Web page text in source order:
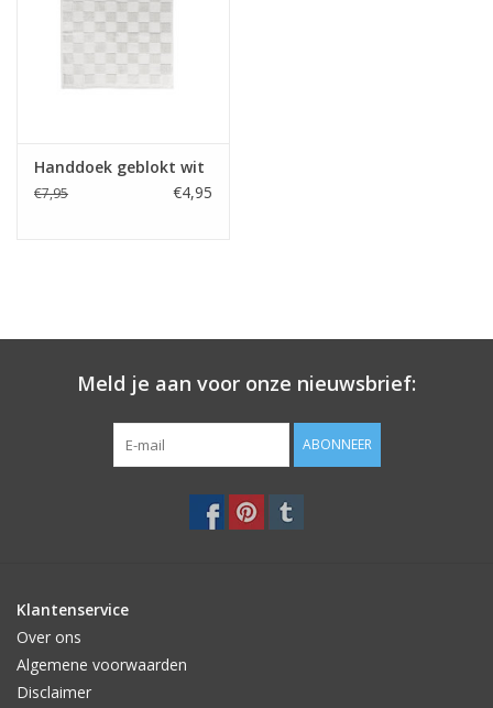
KAMERS
Merken
Handdoek geblokt wit
€7,95 €4,95
Meld je aan voor onze nieuwsbrief:
ABONNEER
Klantenservice
Over ons
Algemene voorwaarden
Disclaimer